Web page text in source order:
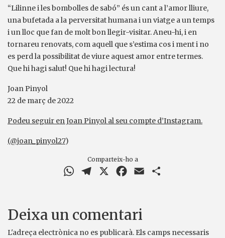
“Lilinne i les bombolles de sabó” és un cant a l’amor lliure,
una bufetada a la perversitat humana i un viatge a un temps
i un lloc que fan de molt bon llegir-visitar. Aneu-hi, i en
tornareu renovats, com aquell que s’estima cos i ment i no
es perd la possibilitat de viure aquest amor entre termes.
Que hi hagi salut! Que hi hagi lectura!
Joan Pinyol
22 de març de 2022
Podeu seguir en Joan Pinyol al seu compte d’Instagram.
(@joan_pinyol27)
Comparteix-ho a
WhatsAppTelegram Facebook
Email
Deixa un comentari
L'adreça electrònica no es publicarà. Els camps necessaris